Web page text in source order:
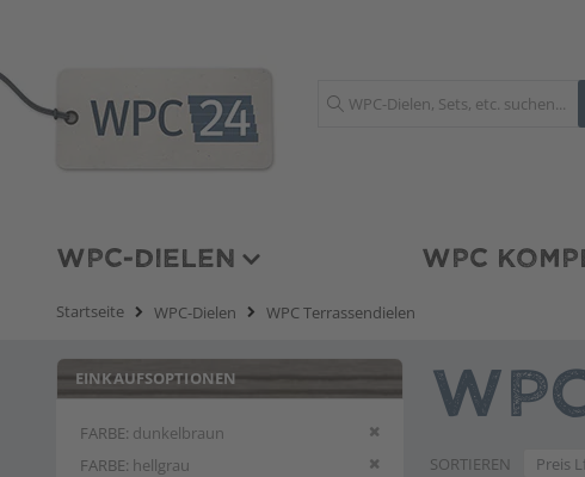
WPC-DIELEN WPC
Startseite WPC-Dielen WPC Terrassendielen
SORTIEREN
EINKAUFSOPTIONEN
FARBE dunkelbraun
Diesen Artikel entfernen
FARBE hellgrau
Diesen Artikel entfernen